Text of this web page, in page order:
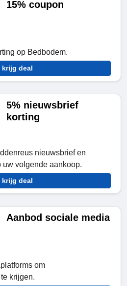
15% coupon
op Bedbodem.
krijg deal
5% nieuwsbrief
korting
nieuwsbrief en
uw volgende aankoop.
krijg deal
Aanbod sociale media
om
krijgen.